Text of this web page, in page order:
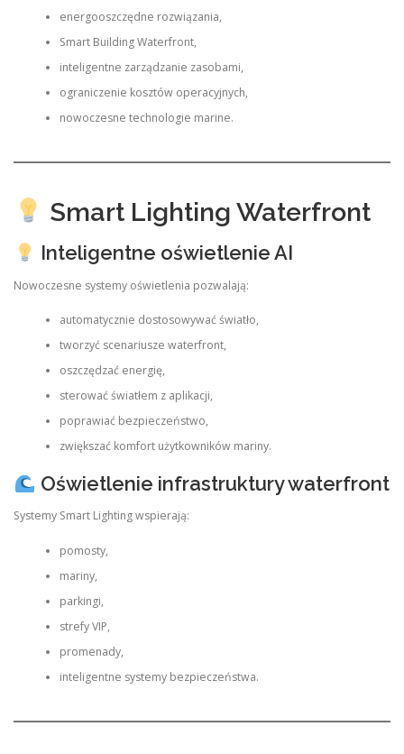
energooszczędne rozwiązania,
Smart Building Waterfront,
inteligentne zarządzanie zasobami,
ograniczenie kosztów operacyjnych,
nowoczesne technologie marine.
Smart Lighting Waterfront
Inteligentne oświetlenie AI
Nowoczesne systemy oświetlenia pozwalają:
automatycznie dostosowywać światło,
tworzyć scenariusze waterfront,
oszczędzać energię,
sterować światłem z aplikacji,
poprawiać bezpieczeństwo,
zwiększać komfort użytkowników mariny.
Oświetlenie infrastruktury waterfront
Systemy Smart Lighting wspierają:
pomosty,
mariny,
parkingi,
strefy VIP,
promenady,
inteligentne systemy bezpieczeństwa.